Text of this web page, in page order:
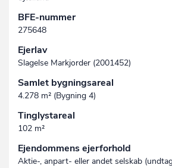
BFE-nummer
275648
Ejerlav
Slagelse Markjorder (2001452)
Samlet bygningsareal
4.278 m² (Bygning 4)
Tinglystareal
102 m²
Ejendommens ejerforhold
Aktie-, anpart- eller andet selskab